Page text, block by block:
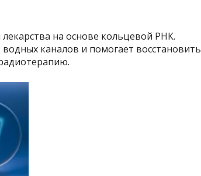
на основе кольцевой РНК.
каналов и помогает восстановить